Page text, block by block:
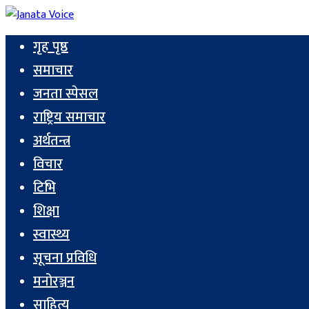
गृह पृष्ठ
समाचार
जनता स्पेसल
राष्ट्रिय समाचार
अर्थतन्त्र
विचार
टिभि
शिक्षा
स्वास्थ्य
सूचना प्रविधि
मनोरञ्जन